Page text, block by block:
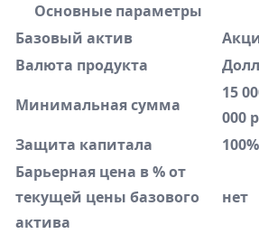
Основные параметры
Базовый актив
Валюта продукта
Минимальная сумма
15
000
Защита капитала
100%
Барьерная цена в % от
текущей цены базового
актива
нет